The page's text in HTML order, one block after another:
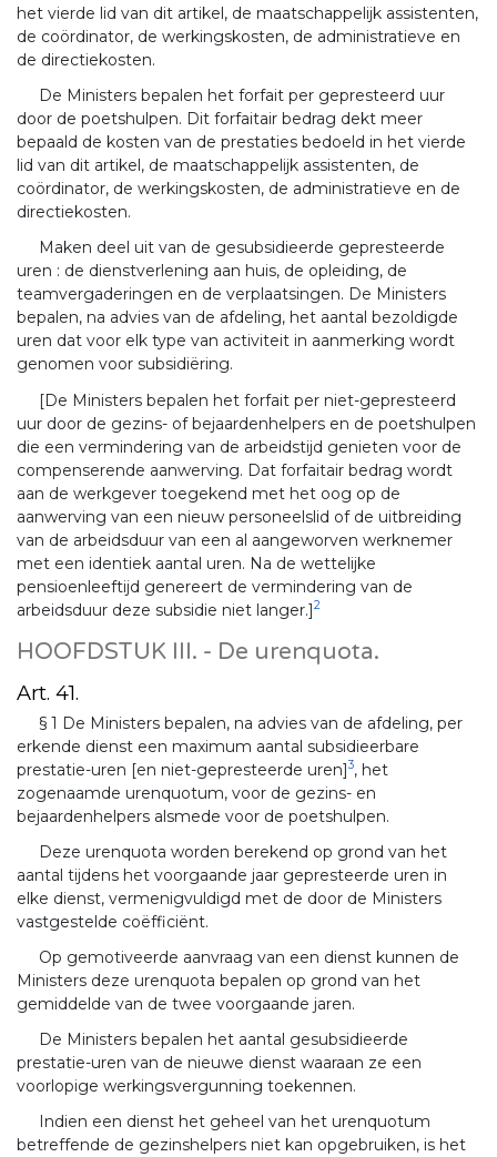
het vierde lid van dit artikel, de maatschappelijk assistenten,
de coördinator, de werkingskosten, de administratieve en
de directiekosten.
De Ministers bepalen het forfait per gepresteerd uur
door de poetshulpen. Dit forfaitair bedrag dekt meer
bepaald de kosten van de prestaties bedoeld in het vierde
lid van dit artikel, de maatschappelijk assistenten, de
coördinator, de werkingskosten, de administratieve en de
directiekosten.
Maken deel uit van de gesubsidieerde gepresteerde
uren : de dienstverlening aan huis, de opleiding, de
teamvergaderingen en de verplaatsingen. De Ministers
bepalen, na advies van de afdeling, het aantal bezoldigde
uren dat voor elk type van activiteit in aanmerking wordt
genomen voor subsidiëring.
[De Ministers bepalen het forfait per niet-gepresteerd
uur door de gezins- of bejaardenhelpers en de poetshulpen
die een vermindering van de arbeidstijd genieten voor de
compenserende aanwerving. Dat forfaitair bedrag wordt
aan de werkgever toegekend met het oog op de
aanwerving van een nieuw personeelslid of de uitbreiding
van de arbeidsduur van een al aangeworven werknemer
met een identiek aantal uren. Na de wettelijke
pensioenleeftijd genereert de vermindering van de
arbeidsduur deze subsidie niet langer.]2
HOOFDSTUK III. - De urenquota.
Art. 41.
§ 1 De Ministers bepalen, na advies van de afdeling, per
erkende dienst een maximum aantal subsidieerbare
prestatie-uren [en niet-gepresteerde uren]3, het
zogenaamde urenquotum, voor de gezins- en
bejaardenhelpers alsmede voor de poetshulpen.
Deze urenquota worden berekend op grond van het
aantal tijdens het voorgaande jaar gepresteerde uren in
elke dienst, vermenigvuldigd met de door de Ministers
vastgestelde coëfficiënt.
Op gemotiveerde aanvraag van een dienst kunnen de
Ministers deze urenquota bepalen op grond van het
gemiddelde van de twee voorgaande jaren.
De Ministers bepalen het aantal gesubsidieerde
prestatie-uren van de nieuwe dienst waaraan ze een
voorlopige werkingsvergunning toekennen.
Indien een dienst het geheel van het urenquotum
betreffende de gezinshelpers niet kan opgebruiken, is het